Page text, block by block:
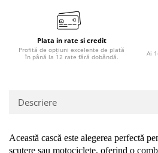
Plata in rate si credit
Profită de opțiuni excelente de plată
în până la 12 rate fără dobândă.
Ai
Descriere
Această cască este alegerea perfectă
scutere sau motociclete, oferind o